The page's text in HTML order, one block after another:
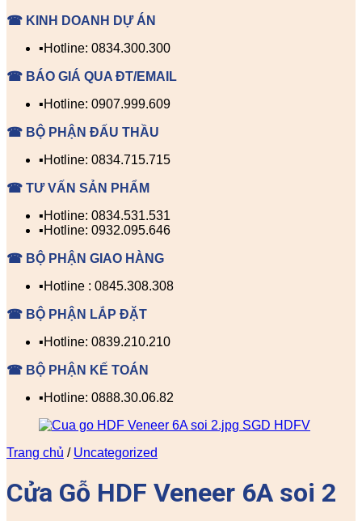
☎ KINH DOANH DỰ ÁN
▪️Hotline: 0834.300.300
☎ BÁO GIÁ QUA ĐT/EMAIL
▪️Hotline: 0907.999.609
☎ BỘ PHẬN ĐẤU THẦU
▪️Hotline: 0834.715.715
☎ TƯ VẤN SẢN PHẨM
▪️Hotline: 0834.531.531
▪️Hotline: 0932.095.646
☎ BỘ PHẬN GIAO HÀNG
▪️Hotline : 0845.308.308
☎ BỘ PHẬN LẮP ĐẶT
▪️Hotline: 0839.210.210
☎ BỘ PHẬN KẾ TOÁN
▪️Hotline: 0888.30.06.82
Trang chủ / Uncategorized
Cửa Gỗ HDF Veneer 6A soi 2